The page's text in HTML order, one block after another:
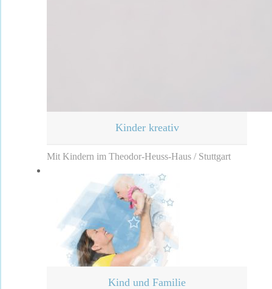
Kinder kreativ
Mit Kindern im Theodor-Heuss-Haus / Stuttgart
Kind und Familie